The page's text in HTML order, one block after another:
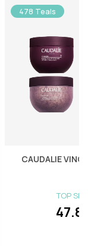
478 Teals
CAUDALIE
TOP